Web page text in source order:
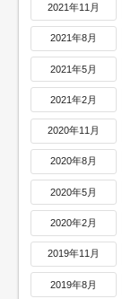
2021年11月
2021年8月
2021年5月
2021年2月
2020年11月
2020年8月
2020年5月
2020年2月
2019年11月
2019年8月